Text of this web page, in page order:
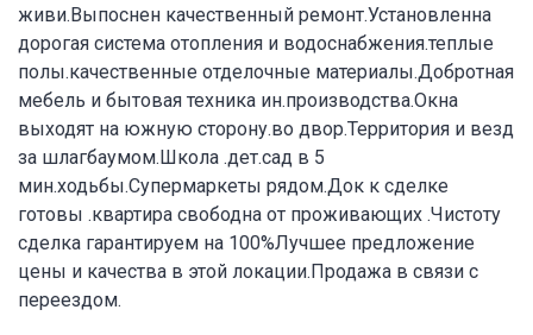
живи.Выпоснен качественный ремонт.Установленна
дорогая система отопления и водоснабжения.теплые
полы.качественные отделочные материалы.Добротная
мебель и бытовая техника ин.производства.Окна
выходят на южную сторону.во двор.Территория и везд
за шлагбаумом.Школа .дет.сад в 5
мин.ходьбы.Супермаркеты рядом.Док к сделке
готовы .квартира свободна от проживающих .Чистоту
сделка гарантируем на 100%Лучшее предложение
цены и качества в этой локации.Продажа в связи с
переездом.